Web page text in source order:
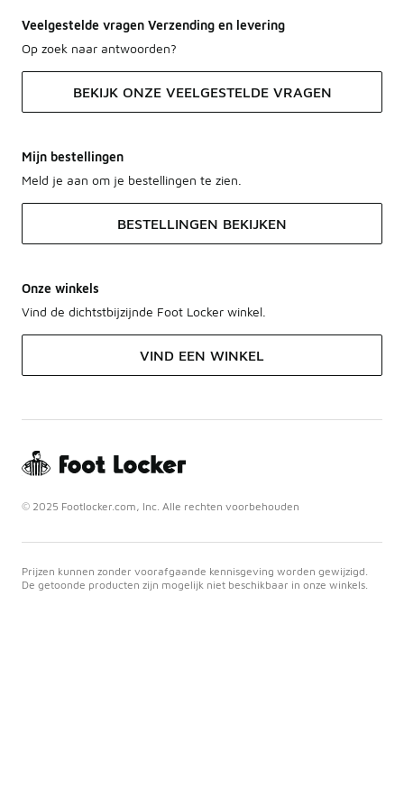
Veelgestelde vragen Verzending en levering
Op zoek naar antwoorden?
BEKIJK ONZE VEELGESTELDE VRAGEN
Mijn bestellingen
Meld je aan om je bestellingen te zien.
BESTELLINGEN BEKIJKEN
Onze winkels
Vind de dichtstbijzijnde Foot Locker winkel.
VIND EEN WINKEL
© 2025 Footlocker.com, Inc. Alle rechten voorbehouden
Prijzen kunnen zonder voorafgaande kennisgeving worden gewijzigd.
De getoonde producten zijn mogelijk niet beschikbaar in onze winkels.